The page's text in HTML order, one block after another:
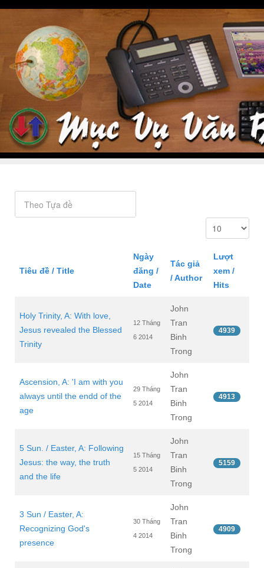
Tiêu đề / Title
Ngày
đăng /
Date
Tác giả
/ Author
Lượt
xem /
Hits
Holy Trinity, A: With love,
Jesus revealed the Blessed
Trinity
12 Tháng
6 2014
John
Tran
Binh
Trong
4939
Ascension, A: 'I am with you
always until the endd of the
age
29 Tháng
5 2014
John
Tran
Binh
Trong
4913
5 Sun. / Easter, A: Following
Jesus: the way, the truth
and the life
15 Tháng
5 2014
John
Tran
Binh
Trong
5159
3 Sun / Easter, A:
Recognizing God's
presence
30 Tháng
4 2014
John
Tran
Binh
Trong
4909